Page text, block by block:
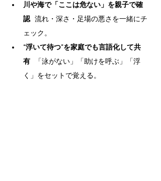
川や海で「ここは危ない」を親子で確
認 流れ・深さ・足場の悪さを一緒にチ
ェック。
“浮いて待つ”を家庭でも言語化して共
有 「泳がない」「助けを呼ぶ」「浮
く」をセットで覚える。